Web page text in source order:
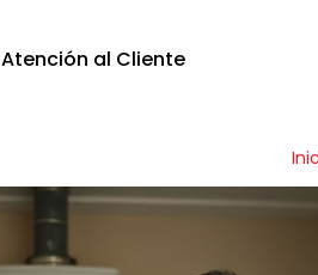
Atención al Cliente